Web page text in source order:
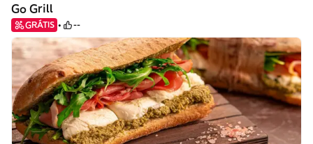
Go Grill
GRÁTIS --